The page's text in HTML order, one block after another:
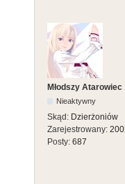
Młodszy Atarowiec
Nieaktywny
Skąd: Dzierżoniów
Zarejestrowany:
Posty: 687